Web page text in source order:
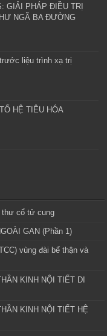
GIẢI PHÁP ĐIỀU TRỊ
NGÃ BA ĐƯỜNG
liệu trình xạ trị
HỆ TIÊU HÓA
thư cổ tử cung
GAN (Phần 1)
vùng đài bể thận và
KINH NỘI TIẾT DI
KINH NỘI TIẾT HỆ